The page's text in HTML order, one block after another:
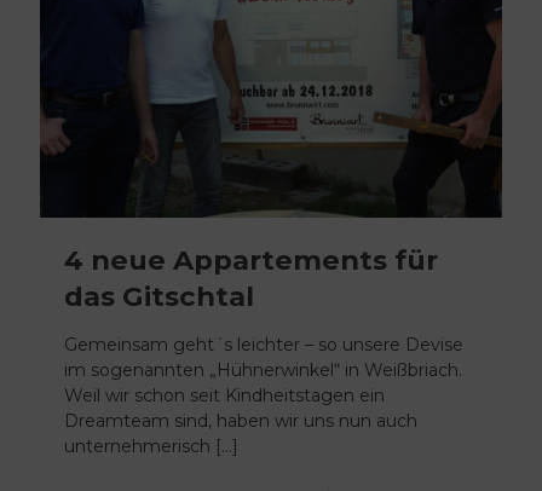
4 neue Appartements für
das Gitschtal
Gemeinsam geht´s leichter – so unsere Devise
im sogenannten „Hühnerwinkel“ in Weißbriach.
Weil wir schon seit Kindheitstagen ein
Dreamteam sind, haben wir uns nun auch
unternehmerisch […]